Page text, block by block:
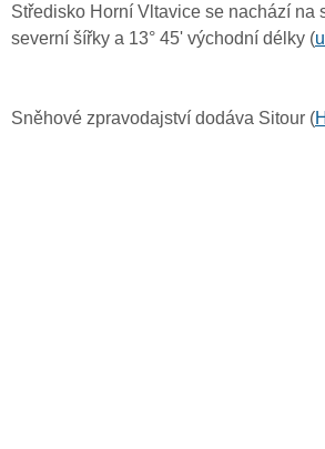
Středisko Horní Vltavice se nachází na
severní šířky a 13° 45' východní délky (
Sněhové zpravodajství dodáva Sitour (